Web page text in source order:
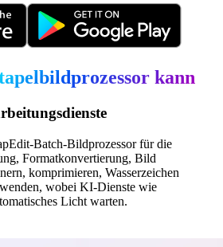
kann
Batch-Bildprozessor für die
Formatkonvertierung, Bild
komprimieren, Wasserzeichen
wobei KI-Dienste wie
Licht warten.